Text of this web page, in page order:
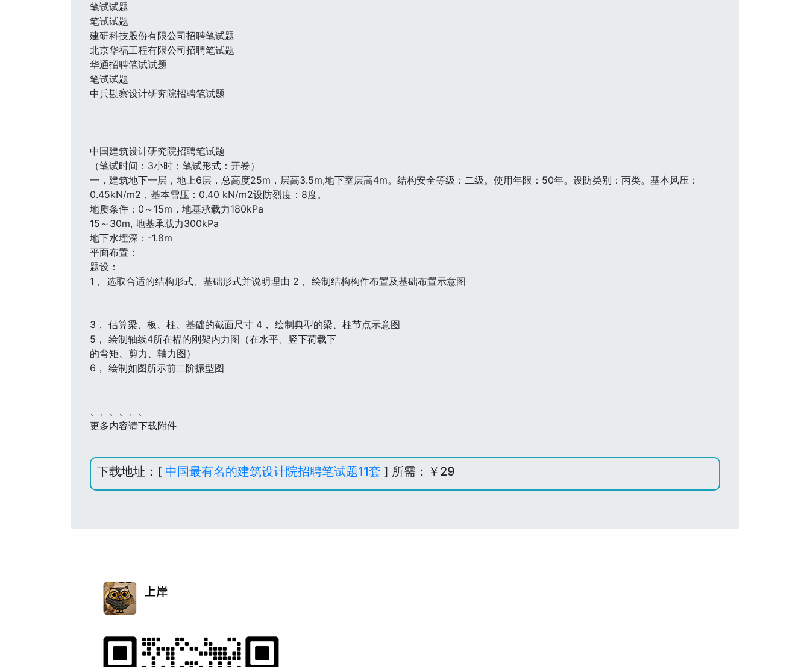
笔试试题
笔试试题
建研科技股份有限公司招聘笔试题
北京华福工程有限公司招聘笔试题
华通招聘笔试试题
笔试试题
中兵勘察设计研究院招聘笔试题
中国建筑设计研究院招聘笔试题
（笔试时间：3小时；笔试形式：开卷）
一，建筑地下一层，地上6层，总高度25m，层高3.5m,地下室层高4m。结构安全等级：二级。使用年限：50年。设防类别：丙类。基本风压：
0.45kN/m2，基本雪压：0.40 kN/m2设防烈度：8度。
地质条件：0～15m，地基承载力180kPa
15～30m, 地基承载力300kPa
地下水埋深：-1.8m
平面布置：
题设：
1， 选取合适的结构形式、基础形式并说明理由 2， 绘制结构构件布置及基础布置示意图
3， 估算梁、板、柱、基础的截面尺寸 4， 绘制典型的梁、柱节点示意图
5， 绘制轴线4所在榀的刚架内力图（在水平、竖下荷载下
的弯矩、剪力、轴力图）
6， 绘制如图所示前二阶振型图
、、、、、、
更多内容请下载附件
下载地址：[ 中国最有名的建筑设计院招聘笔试题11套 ] 所需：￥29